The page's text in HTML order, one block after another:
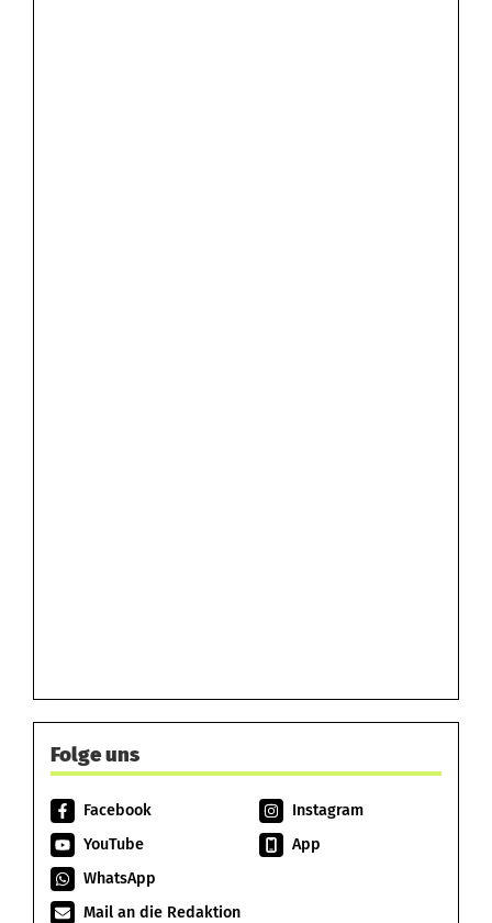
Folge uns
Facebook
Instagram
YouTube
App
WhatsApp
Mail an die Redaktion